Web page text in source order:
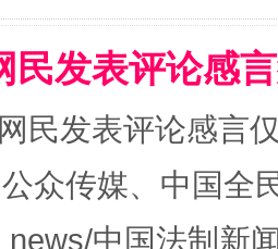
茂县开幕 规模
民发表评论感
民发表评论感言
众传媒、中国全
news/中国法制新